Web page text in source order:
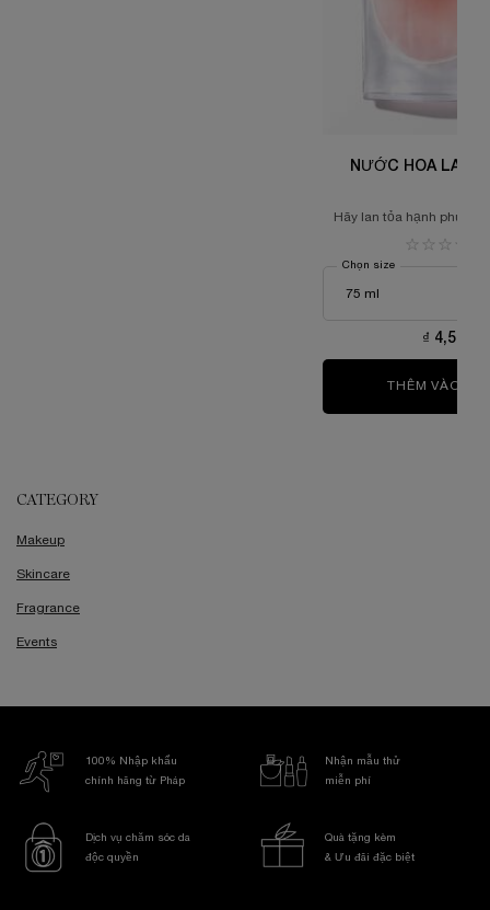
NƯỚC HOA
Hãy lan tỏa hạnh phúc
Chọn size
₫
THÊM VÀO
CATEGORY
Makeup
Skincare
Fragrance
Events
100% Nhập khẩu
chính hãng từ Pháp
Nhận mẫu thử
miễn phí
Dịch vụ chăm sóc da
độc quyền
Quà tặng kèm
& Ưu đãi đặc biệt